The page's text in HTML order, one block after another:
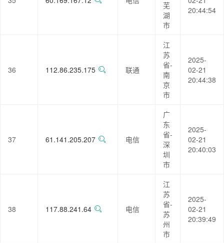
芜
湖
市
20:44:54
36 112.86.235.175 联通
江
苏
省-
南
京
市
2025-
02-21
20:44:38
37 61.141.205.207 电信
广
东
省-
深
圳
市
2025-
02-21
20:40:03
38 117.88.241.64 电信
江
苏
省-
苏
州
市
2025-
02-21
20:39:49